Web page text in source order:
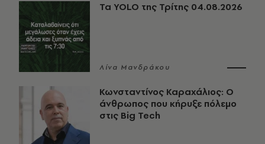
Τα YOLO της Τρίτης 04.08.2026
Λίνα Μανδράκου
Κωνσταντίνος Καραχάλιος: Ο
άνθρωπος που κήρυξε πόλεμο
στις Big Tech